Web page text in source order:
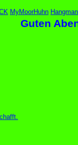
MyMoorHuhn Hangman
Guten